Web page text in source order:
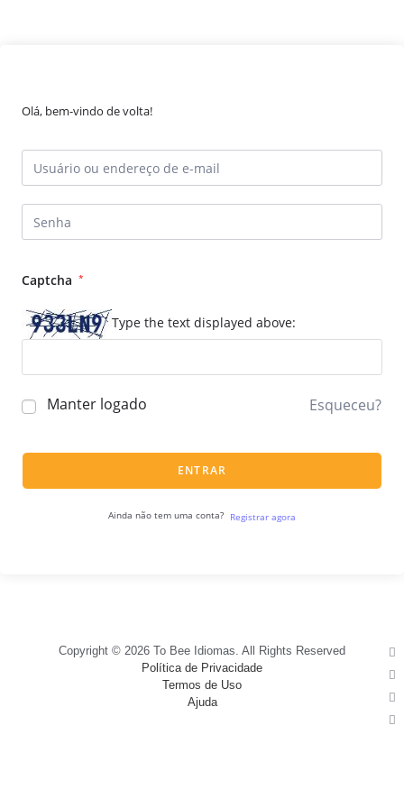
Olá, bem-vindo de volta!
Captcha *
Type the text displayed above:
Manter logado Esqueceu?
ENTRAR
Ainda não tem uma conta? Registrar agora
Copyright © 2026 To Bee Idiomas. All Rights Reserved
Política de Privacidade
Termos de Uso
Ajuda